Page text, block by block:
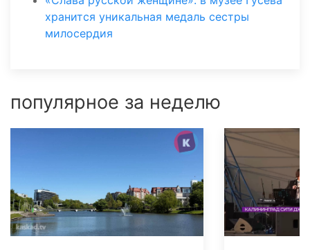
хранится уникальная медаль сестры
милосердия
популярное за неделю